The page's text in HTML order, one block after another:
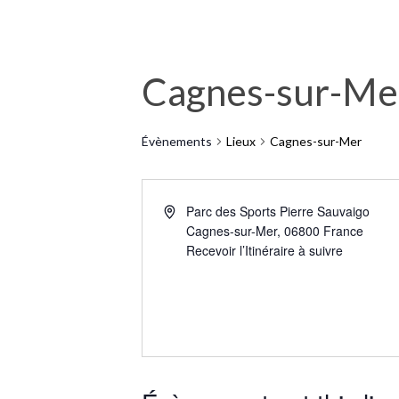
Cagnes-sur-
Évènements Lieux Cagnes-sur-Mer
Parc des Sports Pierre Sauvaigo
Cagnes-sur-Mer, 06800 France
Recevoir l’Itinéraire à suivre